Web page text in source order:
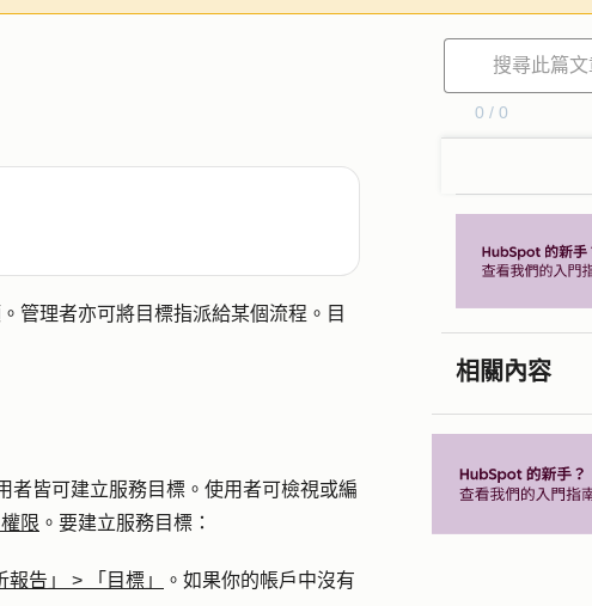
管理者亦可將目標指派給某個流程。目
者皆可建立服務目標。使用者可檢視或編
限 。要建立服務目標：
報告」 > 「目標」
。如果你的帳戶中沒有
0 / 0
相關內容